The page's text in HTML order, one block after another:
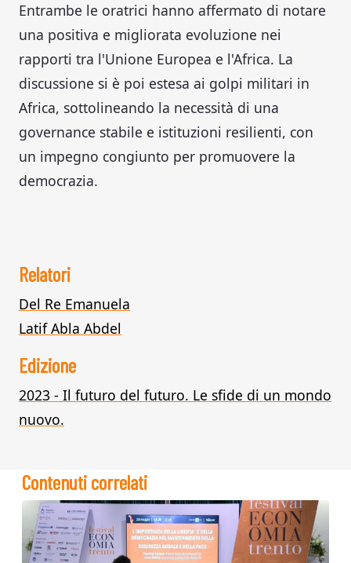
Entrambe le oratrici hanno affermato di notare
una positiva e migliorata evoluzione nei
rapporti tra l'Unione Europea e l'Africa. La
discussione si è poi estesa ai golpi militari in
Africa, sottolineando la necessità di una
governance stabile e istituzioni resilienti, con
un impegno congiunto per promuovere la
democrazia.
Relatori
Del Re Emanuela
Latif Abla Abdel
Edizione
2023 - Il futuro del futuro. Le sfide di un mondo
nuovo.
Contenuti correlati